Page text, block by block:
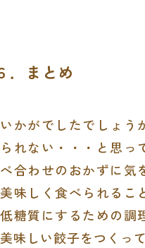
．まとめ
いかがでしたでしょう
られない・・・と思っ
べ合わせのおかずに気
美味しく食べられるこ
低糖質にするための調
美味しい餃子をつくっ